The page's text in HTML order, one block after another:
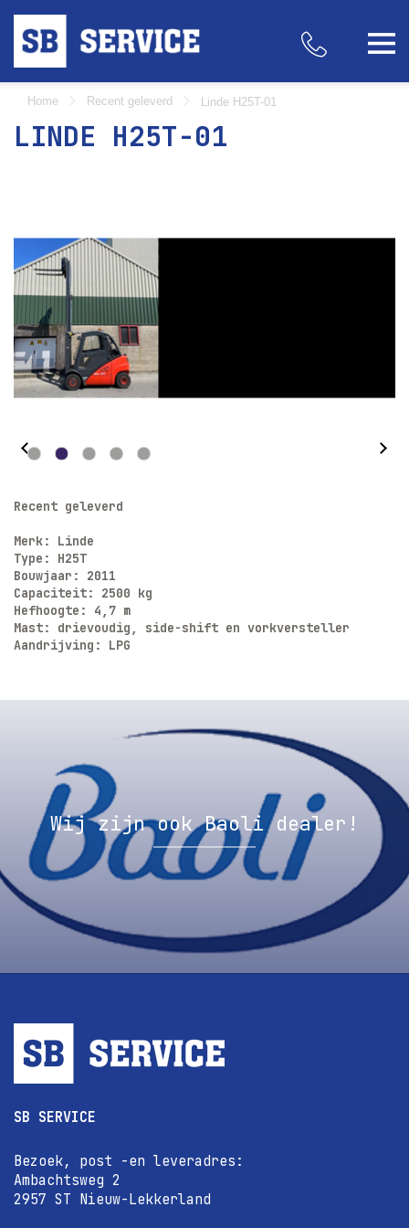
Home Recent geleverd Linde H25T-01
LINDE H25T-01
Recent geleverd
Merk: Linde
Type: H25T
Bouwjaar: 2011
Capaciteit: 2500 kg
Hefhoogte: 4,7 m
Mast: drievoudig, side-shift en vorkversteller
Aandrijving: LPG
Wij zijn ook Baoli dealer!
SB SERVICE
Bezoek, post -en leveradres:
Ambachtsweg 2
2957 ST Nieuw-Lekkerland